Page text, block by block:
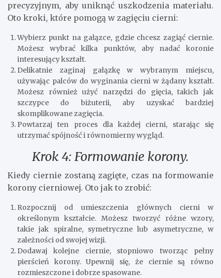
precyzyjnym, aby uniknąć uszkodzenia materiału.
Oto kroki, które pomogą w zagięciu cierni:
Wybierz punkt na gałązce, gdzie chcesz zagiąć ciernie.
Możesz wybrać kilka punktów, aby nadać koronie
interesujący kształt.
Delikatnie zaginaj gałązkę w wybranym miejscu,
używając palców do wyginania cierni w żądany kształt.
Możesz również użyć narzędzi do gięcia, takich jak
szczypce do biżuterii, aby uzyskać bardziej
skomplikowane zagięcia.
Powtarzaj ten proces dla każdej cierni, starając się
utrzymać spójność i równomierny wygląd.
Krok 4: Formowanie korony.
Kiedy ciernie zostaną zagięte, czas na formowanie
korony cierniowej. Oto jak to zrobić:
Rozpocznij od umieszczenia głównych cierni w
określonym kształcie. Możesz tworzyć różne wzory,
takie jak spiralne, symetryczne lub asymetryczne, w
zależności od swojej wizji.
Dodawaj kolejne ciernie, stopniowo tworząc pełny
pierścień korony. Upewnij się, że ciernie są równo
rozmieszczone i dobrze spasowane.